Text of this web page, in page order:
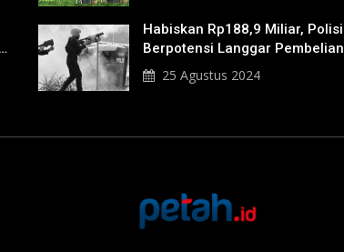
Habiskan Rp188,9 Miliar, Polisi
Berpotensi Langgar Pembelian
Gas Air Mata
25 Agustus 2024